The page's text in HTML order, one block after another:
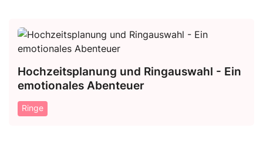
Hochzeitsplanung und Ringauswahl - Ein
emotionales Abenteuer
Ringe